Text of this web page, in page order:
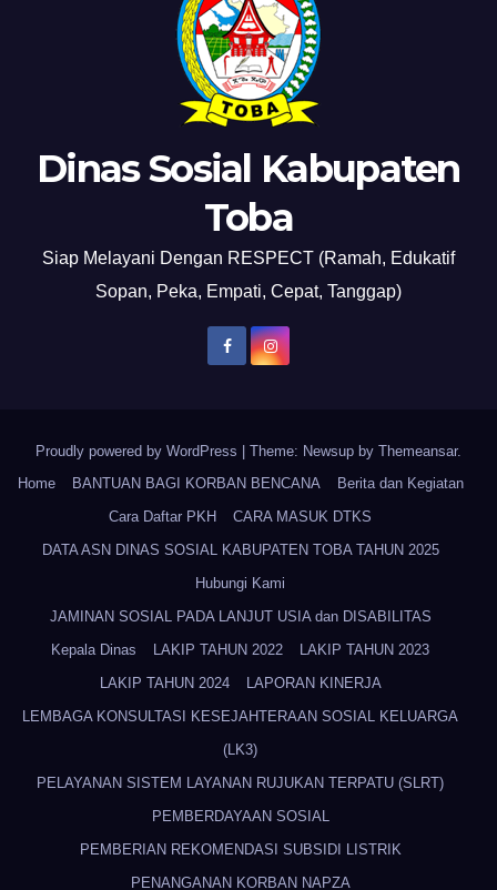
Dinas Sosial Kabupaten
Toba
Siap Melayani Dengan RESPECT (Ramah, Edukatif
Sopan, Peka, Empati, Cepat, Tanggap)
Proudly powered by WordPress Theme: Newsup by Themeansar.
Home
BANTUAN BAGI KORBAN BENCANA
Berita dan Kegiatan
Cara Daftar PKH
CARA MASUK DTKS
DATA ASN DINAS SOSIAL KABUPATEN TOBA TAHUN 2025
Hubungi Kami
JAMINAN SOSIAL PADA LANJUT USIA dan DISABILITAS
Kepala Dinas
LAKIP TAHUN 2022
LAKIP TAHUN 2023
LAKIP TAHUN 2024
LAPORAN KINERJA
LEMBAGA KONSULTASI KESEJAHTERAAN SOSIAL KELUARGA
(LK3)
PELAYANAN SISTEM LAYANAN RUJUKAN TERPATU (SLRT)
PEMBERDAYAAN SOSIAL
PEMBERIAN REKOMENDASI SUBSIDI LISTRIK
PENANGANAN KORBAN NAPZA